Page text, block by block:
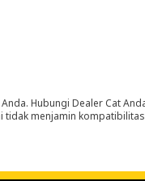
Hubungi Dealer Cat
menjamin